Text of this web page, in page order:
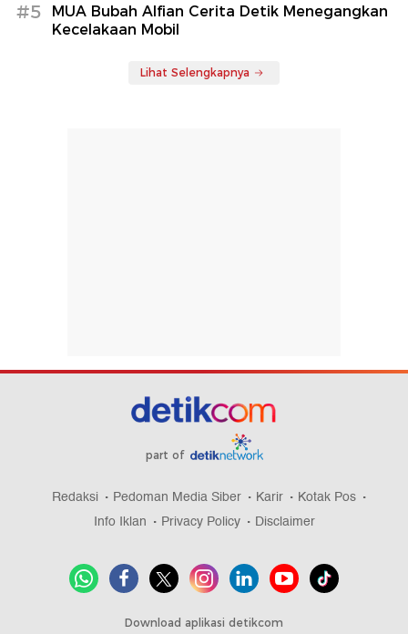
#5
MUA Bubah Alfian Cerita Detik Menegangkan
Kecelakaan Mobil
Lihat Selengkapnya
part of
Redaksi Pedoman Media Siber Karir
Kotak Pos
Info Iklan
Privacy Policy Disclaimer
Download aplikasi detikcom